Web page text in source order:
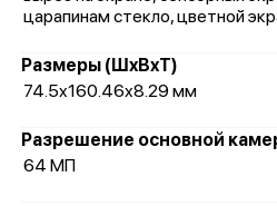
царапинам стекло, цветной
Размеры (ШxВxТ)
74.5x160.46x8.29 мм
Разрешение основной
64 МП